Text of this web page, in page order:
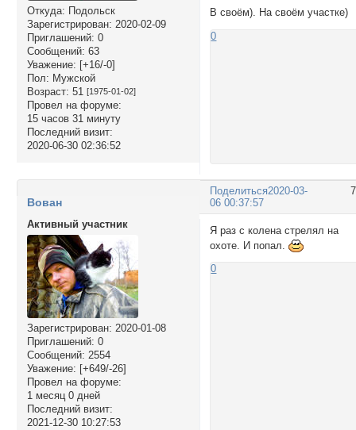
Откуда: Подольск
Зарегистрирован: 2020-02-09
Приглашений: 0
Сообщений: 63
Уважение: [+16/-0]
Пол: Мужской
Возраст: 51 [1975-01-02]
Провел на форуме:
15 часов 31 минуту
Последний визит:
2020-06-30 02:36:52
В своём). На своём участке)
0
Поделиться2020-03-
06 00:37:57
Вован
Активный участник
Зарегистрирован: 2020-01-08
Приглашений: 0
Сообщений: 2554
Уважение: [+649/-26]
Провел на форуме:
1 месяц 0 дней
Последний визит:
2021-12-30 10:27:53
Я раз с колена стрелял на
охоте. И попал.
0